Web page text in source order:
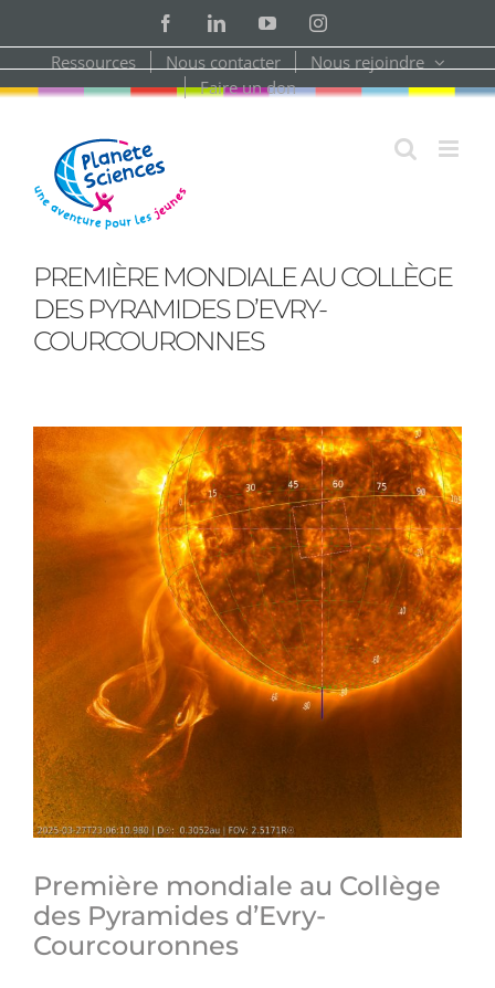
content
FacebookLinkedInYouTubeInstagram
Ressources Nous contacter
Nous rejoindre
Faire un don
PREMIÈRE MONDIALE AU COLLÈGE
DES PYRAMIDES D’EVRY-
COURCOURONNES
View
Larger
Image
Première mondiale au Collège
des Pyramides d’Evry-
Courcouronnes